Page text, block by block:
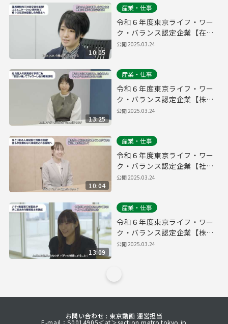
10:05
産業・仕事
令和６年度東京ライフ・ワー
ク・バランス認定企業【在住
ビジネス株式会社】
公開2025.03.24
13:25
産業・仕事
令和６年度東京ライフ・ワー
ク・バランス認定企業【株式
会社QOOLキャリア】
公開2025.03.24
10:04
産業・仕事
令和６年度東京ライフ・ワー
ク・バランス認定企業【社会
福祉法人大三島育徳会】
公開2025.03.24
13:09
産業・仕事
令和６年度東京ライフ・ワー
ク・バランス認定企業【株式
会社アメージング・フューチ
公開2025.03.24
お問い合わせ : 東京動画 運営担当